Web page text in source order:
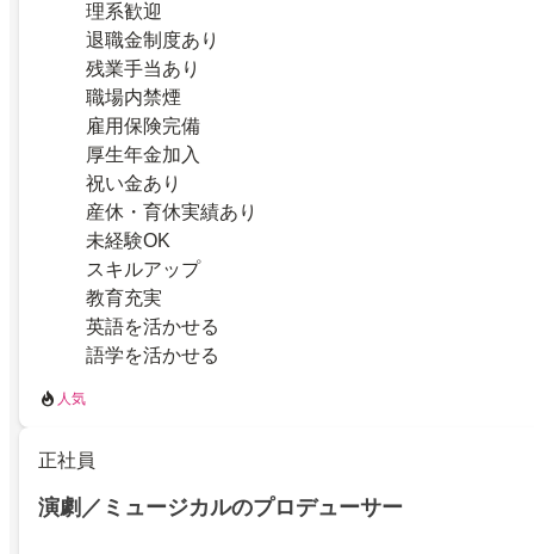
理系歓迎
退職金制度あり
残業手当あり
職場内禁煙
雇用保険完備
厚生年金加入
祝い金あり
産休・育休実績あり
未経験OK
スキルアップ
教育充実
英語を活かせる
語学を活かせる
人気
正社員
演劇／ミュージカルのプロデューサー